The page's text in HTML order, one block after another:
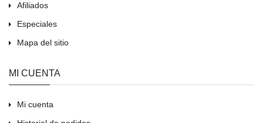
Afiliados
Especiales
Mapa del sitio
MI CUENTA
Mi cuenta